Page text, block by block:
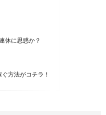
休に思惑か？
方法がコチラ！